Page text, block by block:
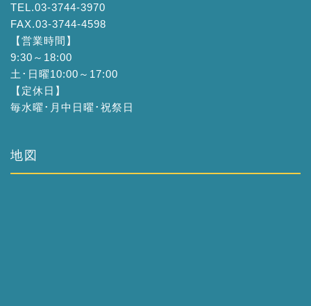
TEL.03-3744-3970
FAX.03-3744-4598
【営業時間】
9:30～18:00
土･日曜10:00～17:00
【定休日】
毎水曜･月中日曜･祝祭日
地図